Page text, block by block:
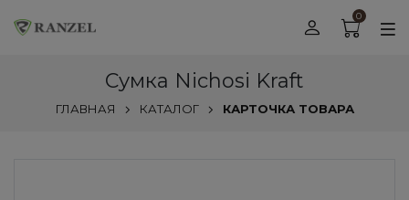
0
Сумка Nichosi Kraft
ГЛАВНАЯ КАТАЛОГ КАРТОЧКА ТОВАРА